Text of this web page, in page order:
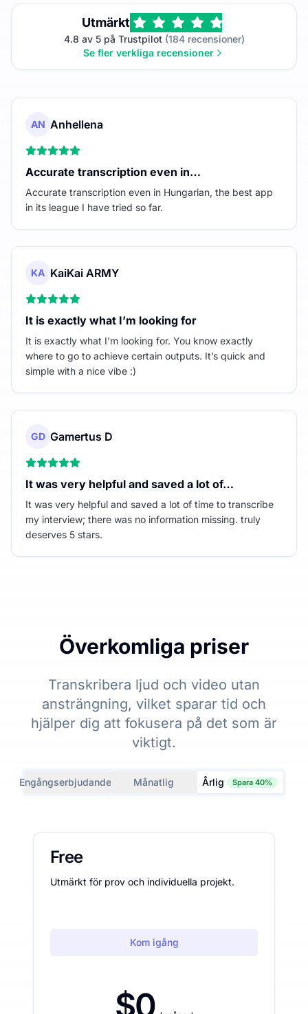
Utmärkt
4.8 av 5 på Trustpilot(184 recensioner)
Se fler verkliga recensioner
AN Anhellena
Accurate transcription even in…
Accurate transcription even in Hungarian, the best app
in its league I have tried so far.
KA KaiKai ARMY
It is exactly what I’m looking for
It is exactly what I’m looking for. You know exactly
where to go to achieve certain outputs. It’s quick and
simple with a nice vibe :)
GD Gamertus D
It was very helpful and saved a lot of…
It was very helpful and saved a lot of time to transcribe
my interview; there was no information missing. truly
deserves 5 stars.
Överkomliga priser
Transkribera ljud och video utan
ansträngning, vilket sparar tid och
hjälper dig att fokusera på det som är
viktigt.
Engångserbjudanden Månatlig Årlig Spara 40%
Free
Utmärkt för prov och individuella projekt.
Kom igång
$0